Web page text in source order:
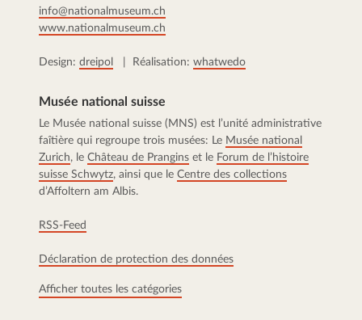
info@nationalmuseum.ch
www.nationalmuseum.ch
Design: dreipol | Réalisation: whatwedo
Musée national suisse
Le Musée national suisse (MNS) est l’unité administrative
faîtière qui regroupe trois musées: Le Musée national
Zurich, le Château de Prangins et le Forum de l’histoire
suisse Schwytz, ainsi que le Centre des collections
d’Affoltern am Albis.
RSS-Feed
Déclaration de protection des données
Afficher toutes les catégories